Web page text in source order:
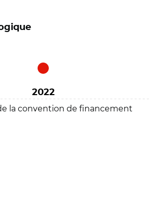
2022
la convention de financement